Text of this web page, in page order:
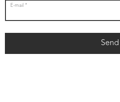
E-mail